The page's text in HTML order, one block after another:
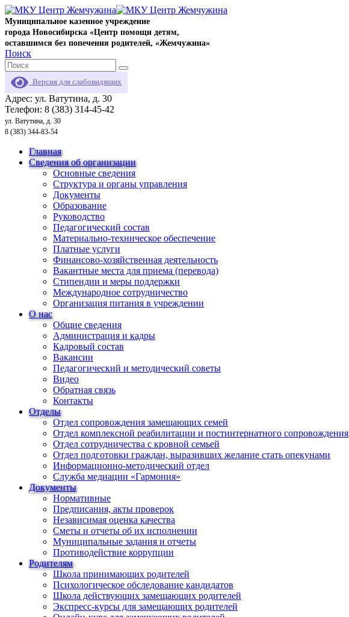
Муниципальное казенное учреждение
города Новосибирска «Центр помощи детям,
оставшимся без попечения родителей, «Жемчужина»
Поиск
Версия для слабовидящих
Адрес: ул. Ватутина, д. 30
Телефон: 8 (383) 314-45-42
ул. Ватутина, д. 30
8 (383) 344-83-54
Главная
Сведения об организации
Основные сведения
Структура и органы управления
Документы
Образование
Руководство
Педагогический состав
Материально-техническое обеспечение
Платные услуги
Финансово-хозяйственная деятельность
Вакантные места для приема (перевода)
Стипендии и меры поддержки
Международное сотрудничество
Организация питания в учреждении
О нас
Общие сведения
Администрация и кадры
Кадровый состав
Вакансии
Педагогический и методический советы
Видео
Обратная связь
Контакты
Отделы
Отдел сопровождения замещающих семей
Отдел комплексной реабилитации и постинтернатного сопровождения
Отдел сотрудничества с кровной семьей
Отдел подготовки граждан, выразивших желание стать опекунами
Информационно-методический отдел
Служба медиации «Гармония»
Документы
Нормативные
Предписания, акты проверок
Независимая оценка качества
Сметы и отчеты об их исполнении
Муниципальные задания и отчеты
Противодействие коррупции
Родителям
Школа принимающих родителей
Психологическое обследование кандидатов
Школа действующих замещающих родителей
Экспресс-курсы для замещающих родителей